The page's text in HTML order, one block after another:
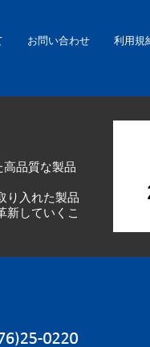
お問い合わせ 利用規
高品質な製品
り入れた製品
新していくこ